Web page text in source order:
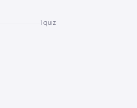
1 quiz